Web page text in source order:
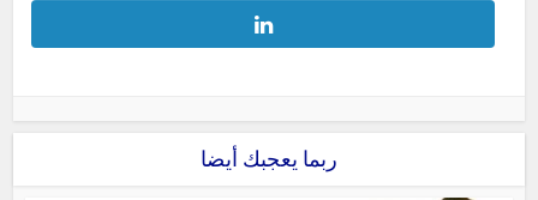
ربما يعجبك أيضا